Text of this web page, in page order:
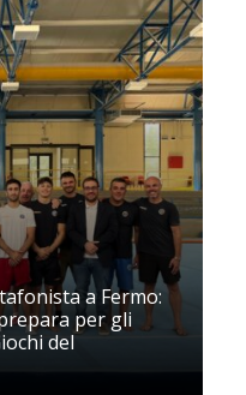
a Fermo:
per gli
del